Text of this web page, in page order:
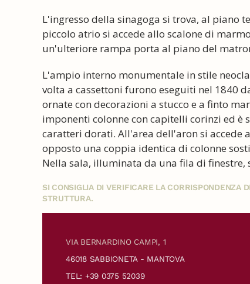
L'ingresso della sinagoga si trova, al piano
piccolo atrio si accede allo scalone di
un'ulteriore rampa porta al piano del
L'ampio interno monumentale in stile
volta a cassettoni furono eseguiti nel 1840
ornate con decorazioni a stucco e a finto
imponenti colonne con capitelli corinzi ed
caratteri dorati. All'area dell'aron si accede
opposto una coppia identica di colonne
Nella sala, illuminata da una fila di
SI CONSIGLIA DI VERIFICARE LA CORRISPONDENZA
STRUTTURA.
VIA BERNARDINO CAMPI, 1
46018 SABBIONETA - MANTOVA
TEL: +39 0375 52039